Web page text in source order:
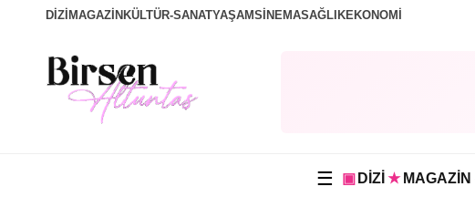
DİZİ MAGAZİN KÜLTÜR-SANATYAŞAMSİNEMASAĞLIKEKONOMİ
☰ ▣ DİZİ ★ MAGAZİN